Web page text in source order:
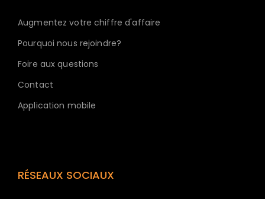
Augmentez votre chiffre d'affaire
Pourquoi nous rejoindre?
Foire aux questions
Contact
Application mobile
RÉSEAUX SOCIAUX